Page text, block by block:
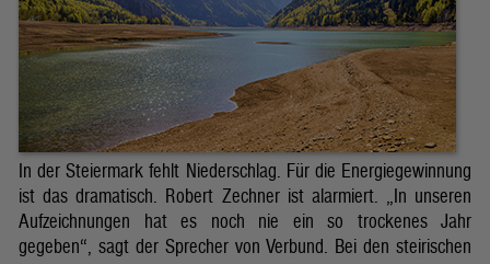
In der Steiermark fehlt Niederschlag. Für die Energiegewinnung
ist das dramatisch. Robert Zechner ist alarmiert. „In unseren
Aufzeichnungen hat es noch nie ein so trockenes Jahr
gegeben“, sagt der Sprecher von Verbund. Bei den steirischen